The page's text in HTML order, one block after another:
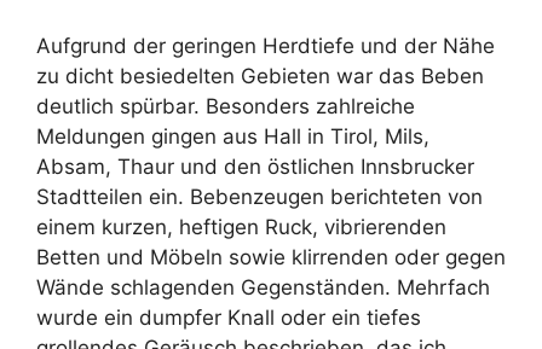
Aufgrund der geringen Herdtiefe und der Nähe
zu dicht besiedelten Gebieten war das Beben
deutlich spürbar. Besonders zahlreiche
Meldungen gingen aus Hall in Tirol, Mils,
Absam, Thaur und den östlichen Innsbrucker
Stadtteilen ein. Bebenzeugen berichteten von
einem kurzen, heftigen Ruck, vibrierenden
Betten und Möbeln sowie klirrenden oder gegen
Wände schlagenden Gegenständen. Mehrfach
wurde ein dumpfer Knall oder ein tiefes